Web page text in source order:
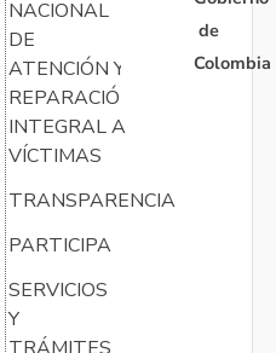
NACIONAL
DE
ATENCIÓN Y
REPARACIÓN
INTEGRAL A
VÍCTIMAS
TRANSPARENCIA
PARTICIPA
SERVICIOS
Y
de
Colombia